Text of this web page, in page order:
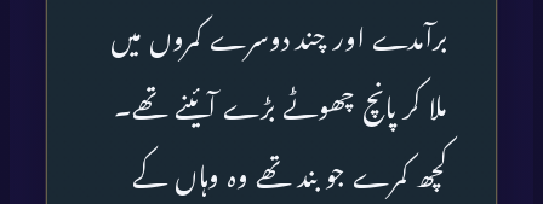
برآمدے اور چند دوسرے کمروں میں
ملا کر پانچ چھوٹے بڑے آئینے تھے۔
کچھ کمرے جو بند تھے وہ وہاں کے